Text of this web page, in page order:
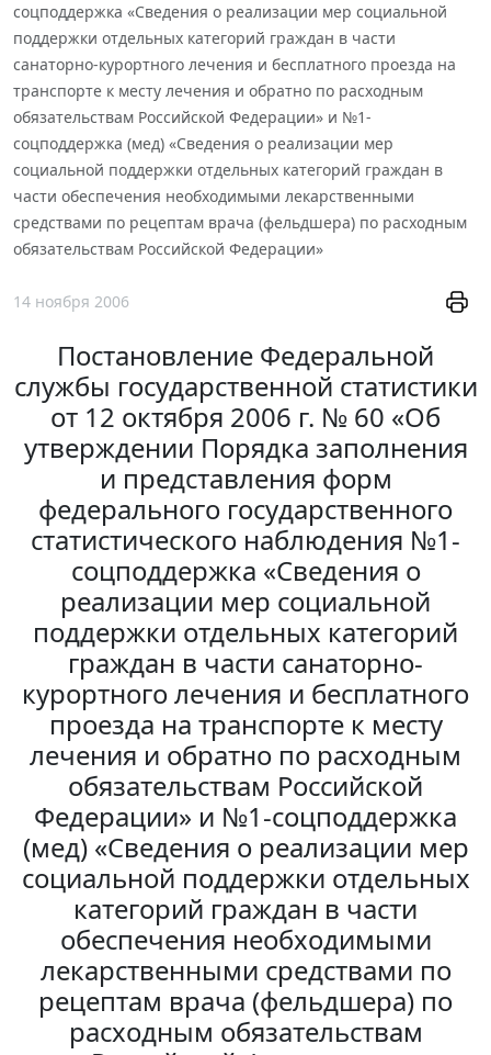
соцподдержка «Сведения о реализации мер социальной
поддержки отдельных категорий граждан в части
санаторно-курортного лечения и бесплатного проезда на
транспорте к месту лечения и обратно по расходным
обязательствам Российской Федерации» и №1-
соцподдержка (мед) «Сведения о реализации мер
социальной поддержки отдельных категорий граждан в
части обеспечения необходимыми лекарственными
средствами по рецептам врача (фельдшера) по расходным
обязательствам Российской Федерации»
14 ноября 2006
Постановление Федеральной
службы государственной статистики
от 12 октября 2006 г. № 60 «Об
утверждении Порядка заполнения
и представления форм
федерального государственного
статистического наблюдения №1-
соцподдержка «Сведения о
реализации мер социальной
поддержки отдельных категорий
граждан в части санаторно-
курортного лечения и бесплатного
проезда на транспорте к месту
лечения и обратно по расходным
обязательствам Российской
Федерации» и №1-соцподдержка
(мед) «Сведения о реализации мер
социальной поддержки отдельных
категорий граждан в части
обеспечения необходимыми
лекарственными средствами по
рецептам врача (фельдшера) по
расходным обязательствам